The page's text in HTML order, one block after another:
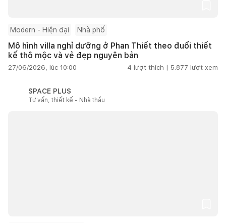
Modern - Hiện đại Nhà phố
Mô hình villa nghỉ dưỡng ở Phan Thiết theo đuổi thiết
kế thô mộc và vẻ đẹp nguyên bản
27/06/2026, lúc 10:00 4 lượt thích | 5.877 lượt xem
SPACE PLUS
Tư vấn, thiết kế - Nhà thầu